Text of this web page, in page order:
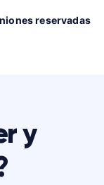
reservadas
y